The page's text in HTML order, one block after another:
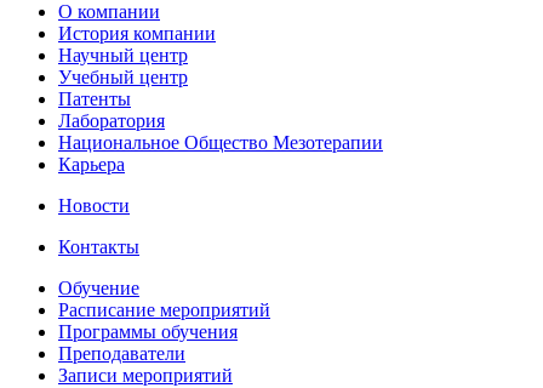
О компании
История компании
Научный центр
Учебный центр
Патенты
Лаборатория
Национальное Общество Мезотерапии
Карьера
Новости
Контакты
Обучение
Расписание мероприятий
Программы обучения
Преподаватели
Записи мероприятий